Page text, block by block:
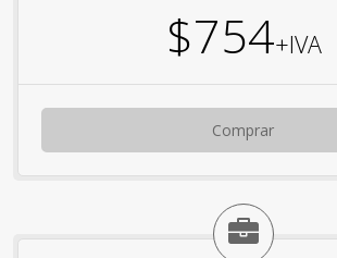
$754+IVA
Comprar